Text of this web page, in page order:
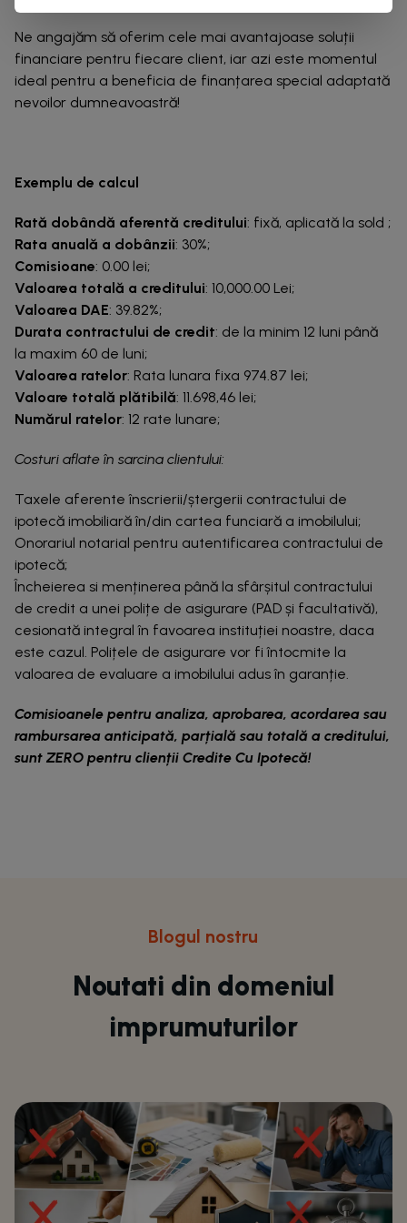
Ne angajăm să oferim cele mai avantajoase soluții
financiare pentru fiecare client, iar azi este momentul
ideal pentru a beneficia de finanțarea special adaptată
nevoilor dumneavoastră!
Exemplu de calcul
Rată dobândă aferentă creditului: fixă, aplicată la sold ;
Rata anuală a dobânzii: 30%;
Comisioane: 0.00 lei;
Valoarea totală a creditului: 10,000.00 Lei;
Valoarea DAE: 39.82%;
Durata contractului de credit: de la minim 12 luni până
la maxim 60 de luni;
Valoarea ratelor: Rata lunara fixa 974.87 lei;
Valoare totală plătibilă: 11.698,46 lei;
Numărul ratelor: 12 rate lunare;
Costuri aflate în sarcina clientului:
Taxele aferente înscrierii/ștergerii contractului de
ipotecă imobiliară în/din cartea funciară a imobilului;
Onorariul notarial pentru autentificarea contractului de
ipotecă;
Încheierea si menținerea până la sfârșitul contractului
de credit a unei polițe de asigurare (PAD și facultativă),
cesionată integral în favoarea instituției noastre, daca
este cazul. Polițele de asigurare vor fi întocmite la
valoarea de evaluare a imobilului adus în garanție.
Comisioanele pentru analiza, aprobarea, acordarea sau
rambursarea anticipată, parțială sau totală a creditului,
sunt ZERO pentru clienții Credite Cu Ipotecă!
Blogul nostru
Noutati din domeniul
imprumuturilor